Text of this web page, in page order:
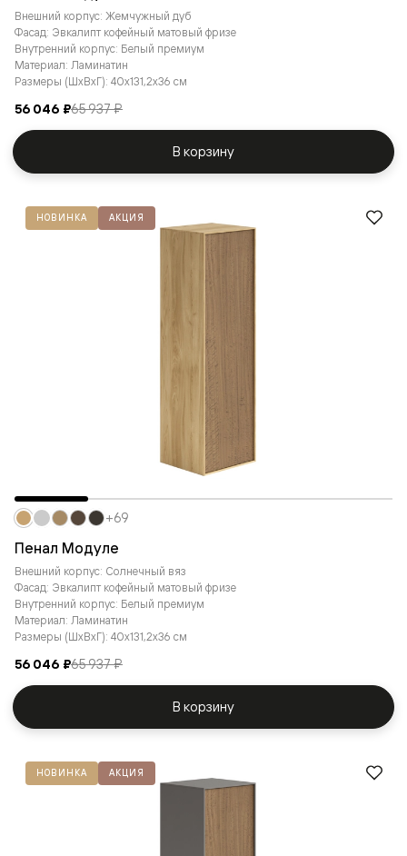
Внешний корпус: Жемчужный дуб
Фасад: Эвкалипт кофейный матовый фризе
Внутренний корпус: Белый премиум
Материал: Ламинатин
Размеры (ШxВxГ): 40x131,2x36 см
56 046 ₽65 937 ₽
В корзину
НОВИНКА АКЦИЯ
Пенал Модуле
Внешний корпус: Солнечный вяз
Фасад: Эвкалипт кофейный матовый фризе
Внутренний корпус: Белый премиум
Материал: Ламинатин
Размеры (ШxВxГ): 40x131,2x36 см
56 046 ₽65 937 ₽
+69
В корзину
НОВИНКА АКЦИЯ